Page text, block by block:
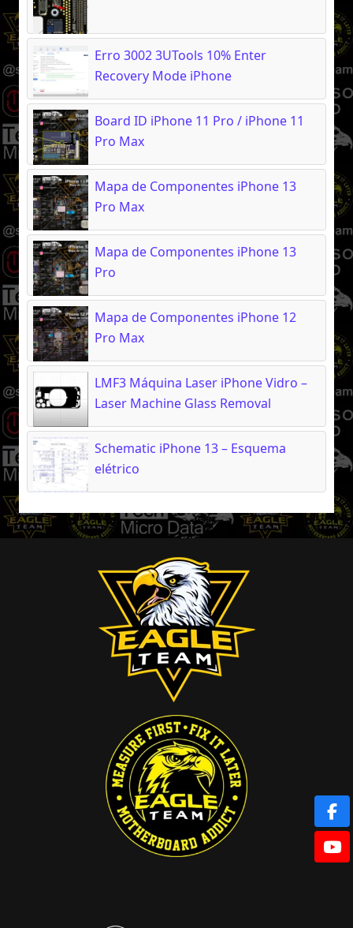
Erro 3002 3UTools 10% Enter
Recovery Mode iPhone
Board ID iPhone 11 Pro / iPhone 11
Pro Max
Mapa de Componentes iPhone 13
Pro Max
Mapa de Componentes iPhone 13
Pro
Mapa de Componentes iPhone 12
Pro Max
LMF3 Máquina Laser iPhone Vidro –
Laser Machine Glass Removal
Schematic iPhone 13 – Esquema
elétrico